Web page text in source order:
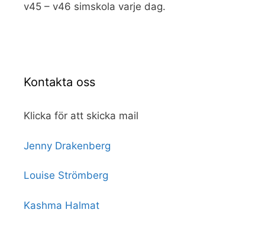
v45 – v46 simskola varje dag.
Kontakta oss
Klicka för att skicka mail
Jenny Drakenberg
Louise Strömberg
Kashma Halmat